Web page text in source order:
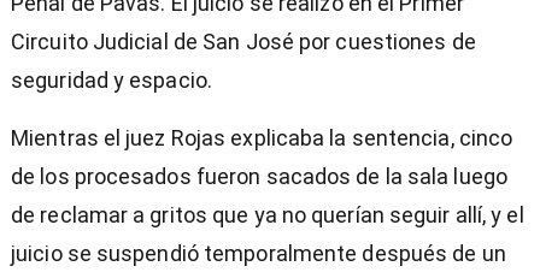
Circuito Judicial de San José por cuestiones de
seguridad y espacio.
Mientras el juez Rojas explicaba la sentencia, cinco
de los procesados fueron sacados de la sala luego
de reclamar a gritos que ya no querían seguir allí, y el
juicio se suspendió temporalmente después de un